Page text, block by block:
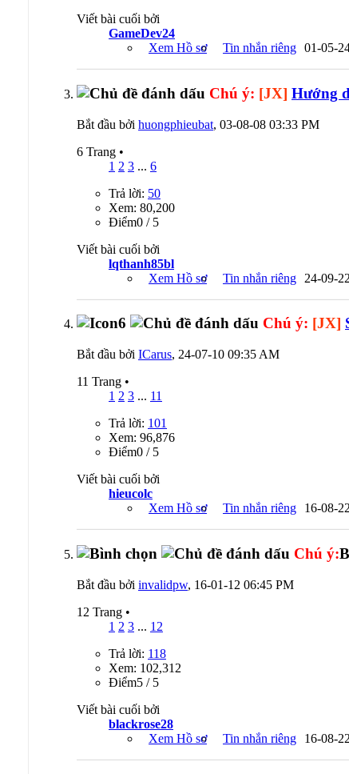
Viết bài cuối bởi
GameDev24
Xem Hồ sơ
Tin nhắn riêng 01-05-
Chú ý: [JX] Hướng
Bắt đầu bởi huongphieubat, 03-08-08 03:33 PM
6 Trang •
1 2 3 ... 6
Trả lời: 50
Xem: 80,200
Ðiểm0 / 5
Viết bài cuối bởi
lqthanh85bl
Xem Hồ sơ
Tin nhắn riêng 24-09-
Chú ý: [JX]
Bắt đầu bởi ICarus, 24-07-10 09:35 AM
11 Trang •
1 2 3 ... 11
Trả lời: 101
Xem: 96,876
Ðiểm0 / 5
Viết bài cuối bởi
hieucolc
Xem Hồ sơ
Tin nhắn riêng 16-08-
Chú ý:
Bắt đầu bởi invalidpw, 16-01-12 06:45 PM
12 Trang •
1 2 3 ... 12
Trả lời: 118
Xem: 102,312
Ðiểm5 / 5
Viết bài cuối bởi
blackrose28
Xem Hồ sơ
Tin nhắn riêng 16-08-